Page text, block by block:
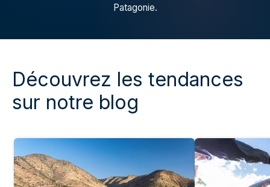
Patagonie.
Découvrez les tendances
sur notre blog